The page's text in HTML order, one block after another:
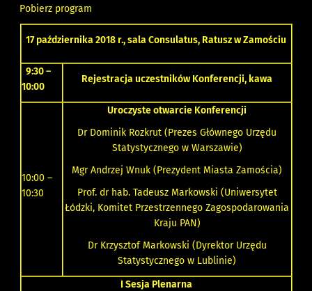
Pobierz program
17 października 2018 r., sala Consulatus, Ratusz w Zamościu
9:30 –
10:00
Rejestracja uczestników Konferencji, kawa
10:00 –
10:30
Uroczyste otwarcie Konferencji
Dr Dominik Rozkrut (Prezes Głównego Urzędu
Statystycznego w Warszawie)
Mgr Andrzej Wnuk (Prezydent Miasta Zamościa)
Prof. dr hab. Tadeusz Markowski (Uniwersytet
Łódzki, Komitet Przestrzennego Zagospodarowania
Kraju PAN)
Dr Krzysztof Markowski (Dyrektor Urzędu
Statystycznego w Lublinie)
I Sesja Plenarna